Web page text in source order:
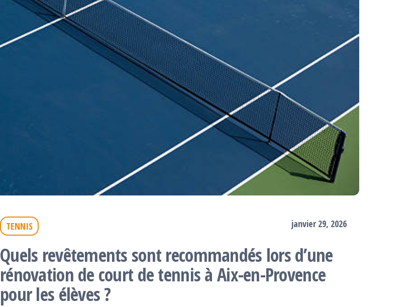
TENNIS janvier 29, 2026
Quels revêtements sont recommandés lors d’une
rénovation de court de tennis à Aix-en-Provence
pour les élèves ?